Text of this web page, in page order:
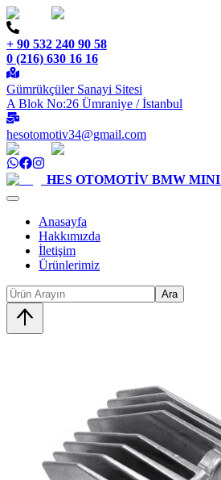
+ 90 532 240 90 58
0 (216) 630 16 16
Gümrükçüler Sanayi Sitesi
A Blok No:26 Ümraniye / İstanbul
hesotomotiv34@gmail.com
HES OTOMOTİV BMW
Anasayfa
Hakkımızda
İletişim
Ürünlerimiz
Ara